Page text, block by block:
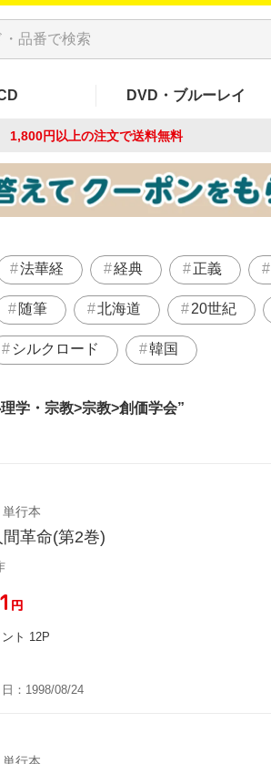
DVD・ブルーレイ
1,800円以上の注文で送料無料
法華経 経典 正義
随筆 北海道 20世紀
シルクロード 韓国
学・宗教>宗教>創価学会
単行本
間革命(第2巻)
円
ト 12P
：1998/08/24
単行本